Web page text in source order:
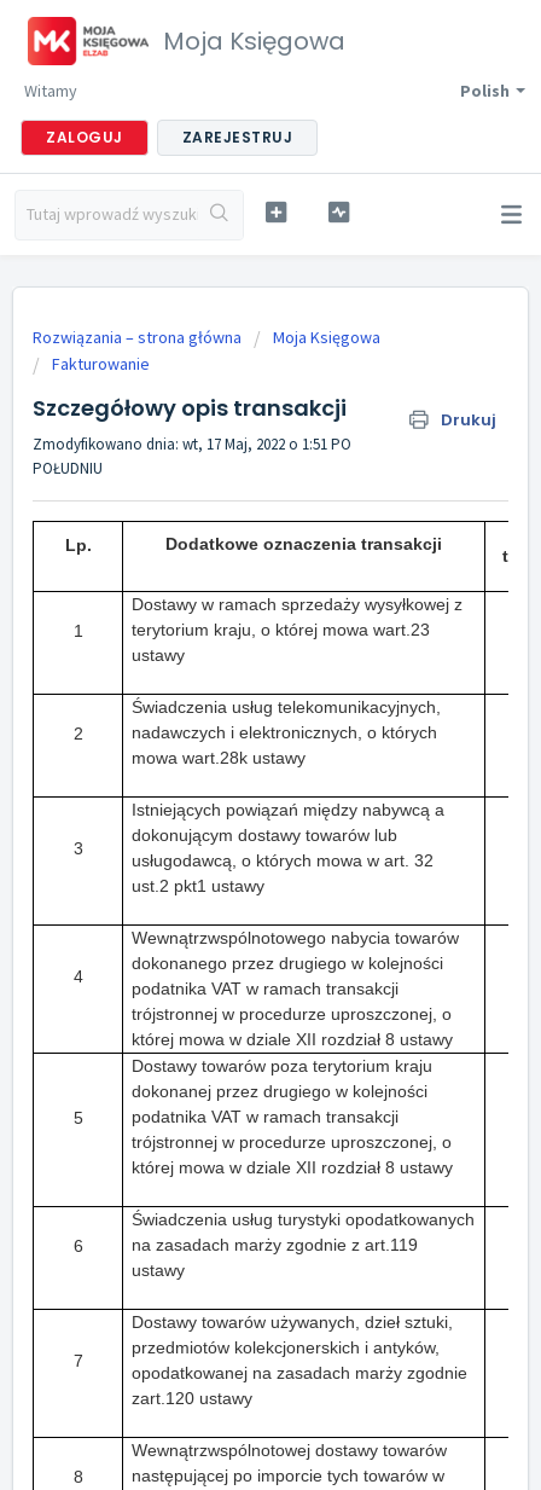
Moja Księgowa
Polish
Witamy
ZALOGUJ ZAREJESTRUJ
Rozwiązania – strona główna
Moja Księgowa
Fakturowanie
Szczegółowy opis transakcji Drukuj
Zmodyfikowano dnia: wt, 17 Maj, 2022 o 1:51 PO
POŁUDNIU
Lp. Dodatkowe oznaczenia transakcji
1
Dostawy w ramach sprzedaży wysyłkowej z
terytorium kraju, o której mowa wart.23
ustawy
2
Świadczenia usług telekomunikacyjnych,
nadawczych i elektronicznych, o których
mowa wart.28k ustawy
3
Istniejących powiązań między nabywcą a
dokonującym dostawy towarów lub
usługodawcą, o których mowa w art. 32
ust.2 pkt1 ustawy
4
Wewnątrzwspólnotowego nabycia towarów
dokonanego przez drugiego w kolejności
podatnika VAT w ramach transakcji
trójstronnej w procedurze uproszczonej, o
której mowa w dziale XII rozdział 8 ustawy
5
Dostawy towarów poza terytorium kraju
dokonanej przez drugiego w kolejności
podatnika VAT w ramach transakcji
trójstronnej w procedurze uproszczonej, o
której mowa w dziale XII rozdział 8 ustawy
6
Świadczenia usług turystyki opodatkowanych
na zasadach marży zgodnie z art.119
ustawy
7
Dostawy towarów używanych, dzieł sztuki,
przedmiotów kolekcjonerskich i antyków,
opodatkowanej na zasadach marży zgodnie
zart.120 ustawy
8
Wewnątrzwspólnotowej dostawy towarów
następującej po imporcie tych towarów w